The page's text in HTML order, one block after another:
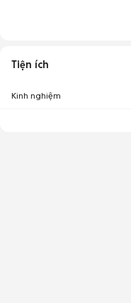
Tiện ích
Kinh nghiệm